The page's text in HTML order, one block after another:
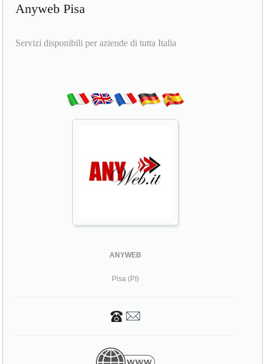
Anyweb Pisa
Servizi disponibili per aziende di tutta Italia
ANYWEB
Pisa (PI)